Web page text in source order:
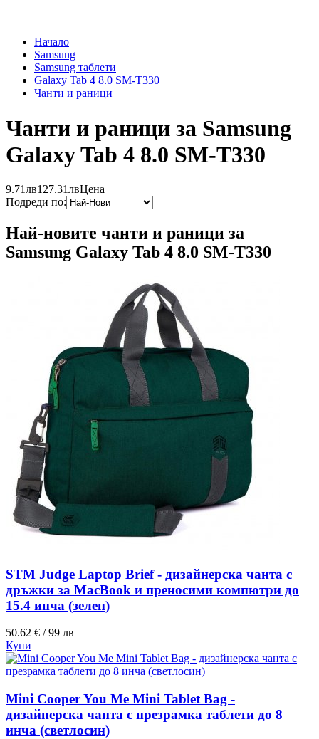
Начало
Samsung
Samsung таблети
Galaxy Tab 4 8.0 SM-T330
Чанти и раници
Чанти и раници за Samsung
Galaxy Tab 4 8.0 SM-T330
9.71лв127.31лвЦена
Подреди по:
Най-новите чанти и раници за
Samsung Galaxy Tab 4 8.0 SM-T330
STM Judge Laptop Brief - дизайнерска чанта с
дръжки за MacBook и преносими компютри до
15.4 инча (зелен)
50.62 € / 99 лв
Купи
Mini Cooper You Me Mini Tablet Bag -
дизайнерска чанта с презрамка таблети до 8
инча (светлосин)